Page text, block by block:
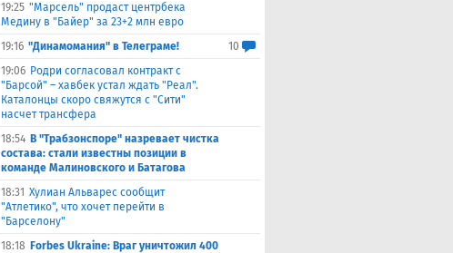
19:25 "Марсель" продаст центрбека
Медину в "Байер" за 23+2 млн евро
19:16 "Динамомания" в Телеграме!
10
19:06 Родри согласовал контракт с
"Барсой" – хавбек устал ждать "Реал".
Каталонцы скоро свяжутся с "Сити"
насчет трансфера
18:54 В "Трабзонспоре" назревает чистка
состава: стали известны позиции в
команде Малиновского и Батагова
18:31 Хулиан Альварес сообщит
"Атлетико", что хочет перейти в
"Барселону"
18:18 Forbes Ukraine: Враг уничтожил 400